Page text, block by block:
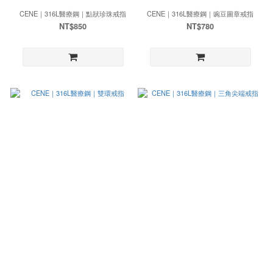
CENE｜316L醫療鋼｜點狀珍珠戒指
NT$850
CENE｜316L醫療鋼｜豌豆圖章戒指
NT$780